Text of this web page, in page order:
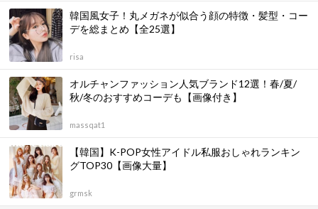
韓国風女子！丸メガネが似合う顔の特徴・髪型・コー
デを総まとめ【全25選】
risa
オルチャンファッション人気ブランド12選！春/夏/
秋/冬のおすすめコーデも【画像付き】
massqat1
【韓国】K-POP女性アイドル私服おしゃれランキン
グTOP30【画像大量】
grmsk